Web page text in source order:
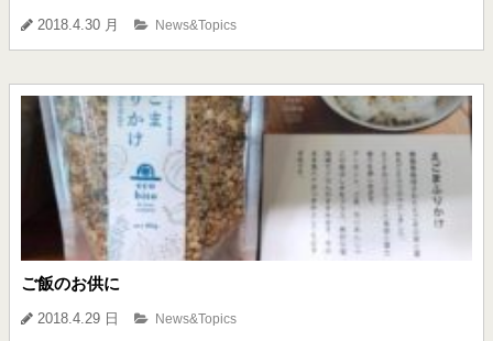
2018.4.30 月 News&Topics
ご飯のお供に
2018.4.29 日 News&Topics